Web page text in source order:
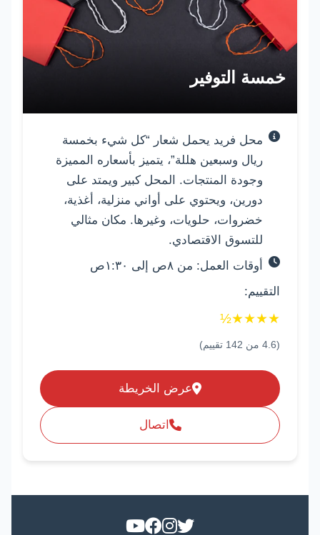
خمسة التوفير
محل فريد يحمل شعار “كل شيء بخمسة
ريال وسبعين هللة”، يتميز بأسعاره المميزة
وجودة المنتجات. المحل كبير ويمتد على
دورين، ويحتوي على أواني منزلية، أغذية،
خضروات، حلويات، وغيرها. مكان مثالي
للتسوق الاقتصادي.
أوقات العمل: من ٨ص إلى ١:٣٠ص
التقييم:
★
★
★
★
½
(
4.6 من 142 تقييم)
عرض الخريطة
اتصال